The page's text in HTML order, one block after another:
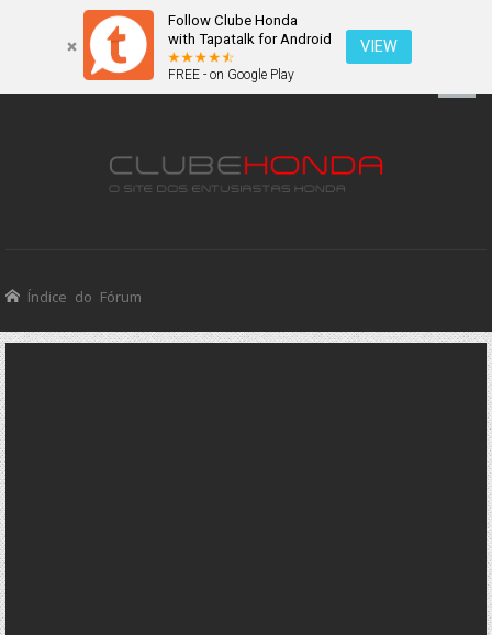
Follow Clube Honda
with Tapatalk for Android
FREE - on Google Play
VIEW
Índice do Fórum